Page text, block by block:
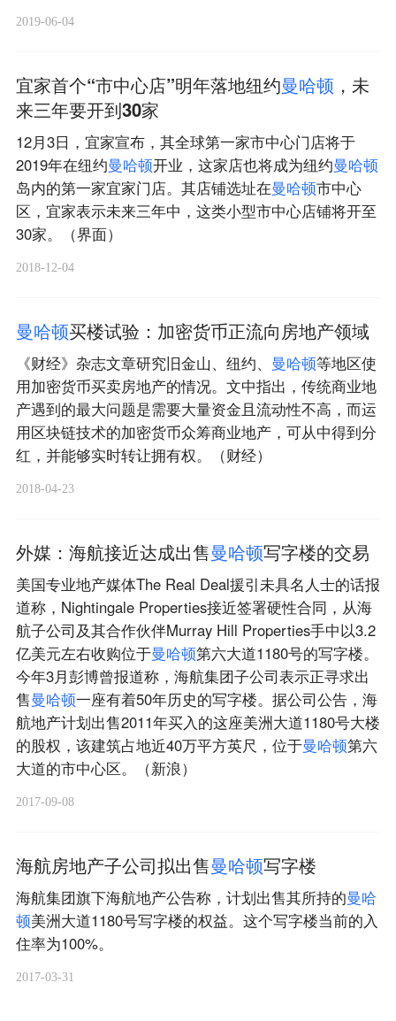
2019-06-04
宜家首个“市中心店”明年落地纽约曼哈顿 ，未
来三年要开到30家
12月3日，宜家宣布，其全球第一家市中心门店将于
2019年在纽约曼哈顿开业，这家店也将成为纽约曼哈顿
岛内的第一家宜家门店。其店铺选址在曼哈顿市中心
区，宜家表示未来三年中，这类小型市中心店铺将开至
30家。（界面）
2018-12-04
曼哈顿买楼试验：加密货币正流向房地产领域
《财经》杂志文章研究旧金山、纽约、 曼哈顿等地区使
用加密货币买卖房地产的情况。文中指出，传统商业地
产遇到的最大问题是需要大量资金且流动性不高，而运
用区块链技术的加密货币众筹商业地产，可从中得到分
红，并能够实时转让拥有权。（财经）
2018-04-23
外媒：海航接近达成出售曼哈顿写字楼的交易
美国专业地产媒体The Real Deal援引未具名人士的话报
道称，Nightingale Properties接近签署硬性合同，从海
航子公司及其合作伙伴Murray Hill Properties手中以3.2
亿美元左右收购位于曼哈顿第六大道1180号的写字楼。
今年3月彭博曾报道称，海航集团子公司表示正寻求出
售曼哈顿一座有着50年历史的写字楼。据公司公告，海
航地产计划出售2011年买入的这座美洲大道1180号大楼
的股权，该建筑占地近40万平方英尺，位于曼哈顿第六
大道的市中心区。（新浪）
2017-09-08
海航房地产子公司拟出售曼哈顿写字楼
海航集团旗下海航地产公告称，计划出售其所持的曼哈
顿美洲大道1180号写字楼的权益。这个写字楼当前的入
住率为100%。
2017-03-31